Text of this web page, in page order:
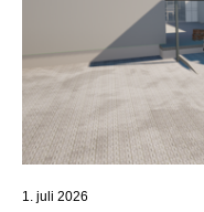
1. juli 2026